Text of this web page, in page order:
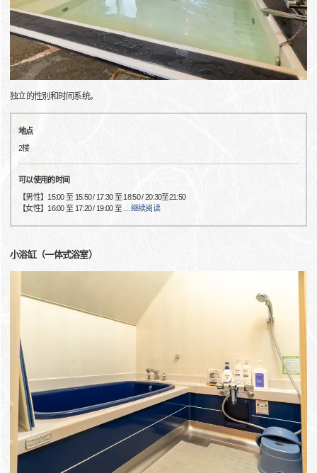
独立的性别和时间系统。
地点
2楼
可以使用的时间
【男性】15:00 至 15:50 / 17:30 至 18:50 / 20:30至21:50
【女性】16:00 至 17:20 / 19:00 至
继续阅读
小浴缸（一体式浴室）